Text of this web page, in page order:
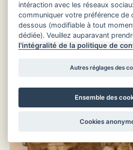
Palais Battaglia
intéraction avec les réseaux
communiquer votre préférence de
dessous (modifiable à tout
dédiée). Veuillez auparavant
l'intégralité de la politique de
Autres réglages des
Ensemble des
Cookies